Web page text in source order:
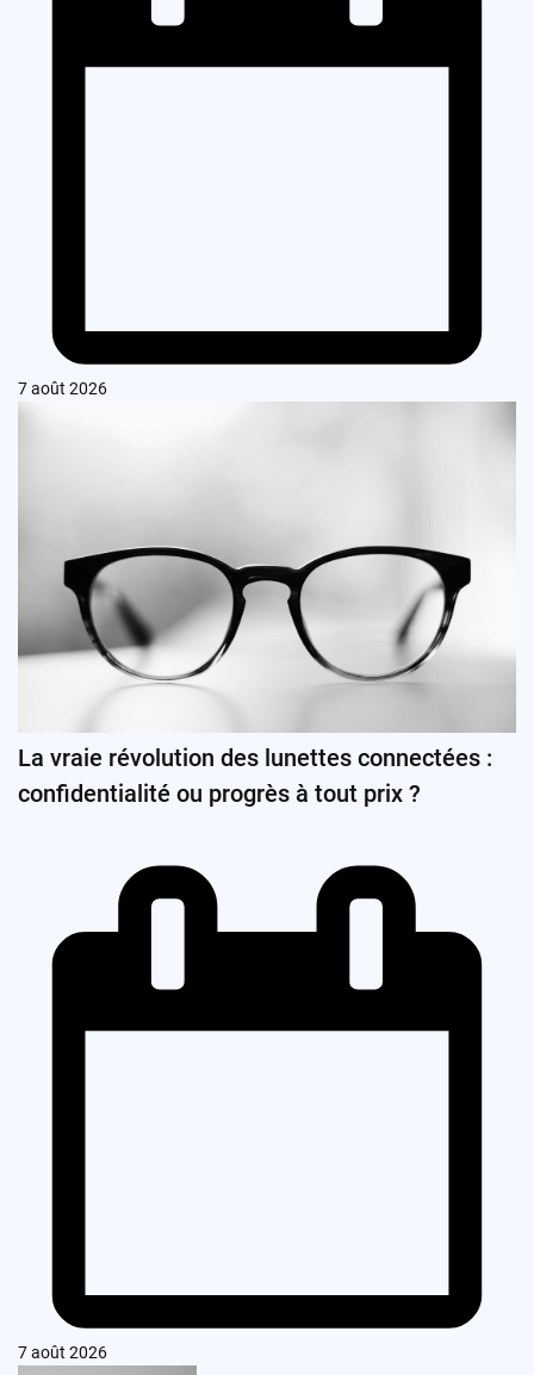
7 août 2026
La vraie révolution des lunettes connectées :
confidentialité ou progrès à tout prix ?
7 août 2026